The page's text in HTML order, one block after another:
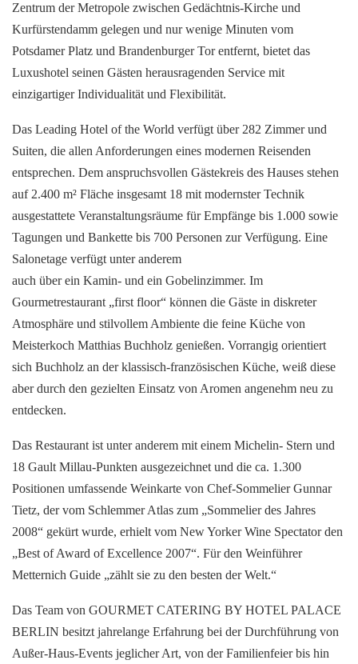
Zentrum der Metropole zwischen Gedächtnis-Kirche und
Kurfürstendamm gelegen und nur wenige Minuten vom
Potsdamer Platz und Brandenburger Tor entfernt, bietet das
Luxushotel seinen Gästen herausragenden Service mit
einzigartiger Individualität und Flexibilität.
Das Leading Hotel of the World verfügt über 282 Zimmer und
Suiten, die allen Anforderungen eines modernen Reisenden
entsprechen. Dem anspruchsvollen Gästekreis des Hauses stehen
auf 2.400 m² Fläche insgesamt 18 mit modernster Technik
ausgestattete Veranstaltungsräume für Empfänge bis 1.000 sowie
Tagungen und Bankette bis 700 Personen zur Verfügung. Eine
Salonetage verfügt unter anderem
auch über ein Kamin- und ein Gobelinzimmer. Im
Gourmetrestaurant „first floor“ können die Gäste in diskreter
Atmosphäre und stilvollem Ambiente die feine Küche von
Meisterkoch Matthias Buchholz genießen. Vorrangig orientiert
sich Buchholz an der klassisch-französischen Küche, weiß diese
aber durch den gezielten Einsatz von Aromen angenehm neu zu
entdecken.
Das Restaurant ist unter anderem mit einem Michelin- Stern und
18 Gault Millau-Punkten ausgezeichnet und die ca. 1.300
Positionen umfassende Weinkarte von Chef-Sommelier Gunnar
Tietz, der vom Schlemmer Atlas zum „Sommelier des Jahres
2008“ gekürt wurde, erhielt vom New Yorker Wine Spectator den
„Best of Award of Excellence 2007“. Für den Weinführer
Metternich Guide „zählt sie zu den besten der Welt.“
Das Team von GOURMET CATERING BY HOTEL PALACE
BERLIN besitzt jahrelange Erfahrung bei der Durchführung von
Außer-Haus-Events jeglicher Art, von der Familienfeier bis hin